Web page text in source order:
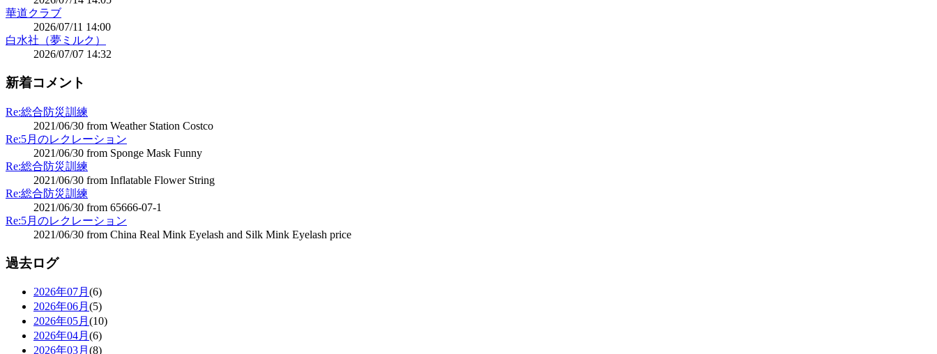
華道クラブ
2026/07/11 14:00
白水社（夢ミルク）
2026/07/07 14:32
新着コメント
Re:総合防災訓練
2021/06/30 from Weather Station Costco
Re:5月のレクレーション
2021/06/30 from Sponge Mask Funny
Re:総合防災訓練
2021/06/30 from Inflatable Flower String
Re:総合防災訓練
2021/06/30 from 65666-07-1
Re:5月のレクレーション
2021/06/30 from China Real Mink Eyelash and Silk Mink Eyelash price
過去ログ
2026年07月 (6)
2026年06月 (5)
2026年05月 (10)
2026年04月 (6)
2026年03月 (8)